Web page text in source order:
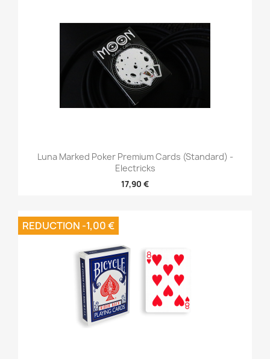
Luna Marked Poker Premium Cards (Standard) -
Electricks
17,90 €
REDUCTION -1,00 €